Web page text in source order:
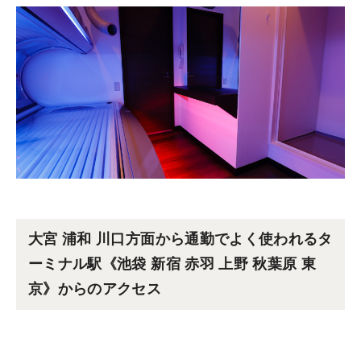
大宮 浦和 川口方面から通勤でよく使われるタ
ーミナル駅《池袋 新宿 赤羽 上野 秋葉原 東
京》からのアクセス